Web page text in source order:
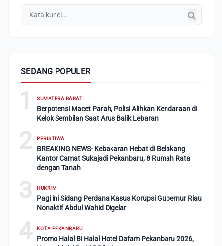
SEDANG POPULER
1 SUMATERA BARAT
Berpotensi Macet Parah, Polisi Alihkan Kendaraan di
Kelok Sembilan Saat Arus Balik Lebaran
2 PERISTIWA
BREAKING NEWS- Kebakaran Hebat di Belakang
Kantor Camat Sukajadi Pekanbaru, 8 Rumah Rata
dengan Tanah
3 HUKRIM
Pagi ini Sidang Perdana Kasus Korupsi Gubernur Riau
Nonaktif Abdul Wahid Digelar
4 KOTA PEKANBARU
Promo Halal Bi Halal Hotel Dafam Pekanbaru 2026,